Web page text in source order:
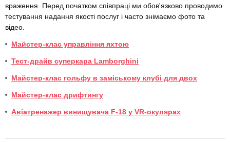
враження. Перед початком співпраці ми обов'язково проводимо
тестування надання якості послуг і часто знімаємо фото та
відео.
Майстер-клас управління яхтою
Тест-драйв суперкара Lamborghini
Майстер-клас гольфу в заміському клубі для двох
Майстер-клас дрифтингу
Авіатренажер винищувача F-18 у VR-окулярах